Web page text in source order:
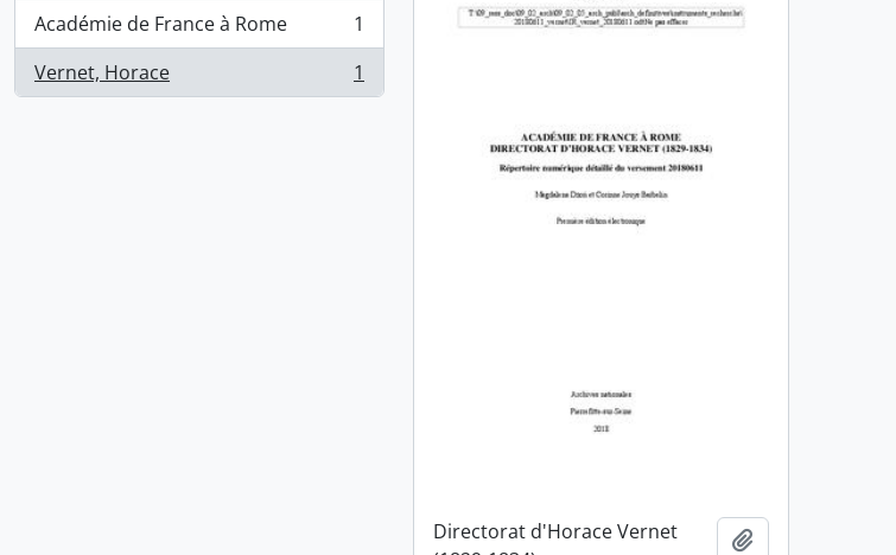
Académie de France à Rome
, 1 résultats
1
Vernet, Horace
, 1 résultats 1
Directorat d'Horace Vernet